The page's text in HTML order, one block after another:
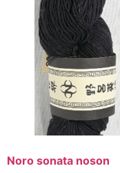
Noro sonata noson